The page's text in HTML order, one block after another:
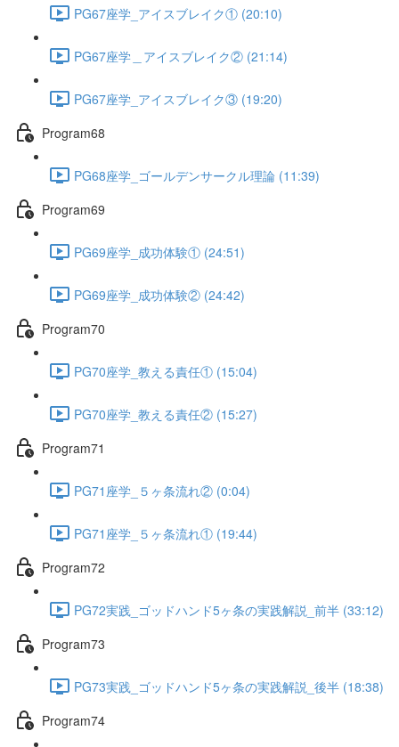
PG67座学_アイスブレイク① (20:10)
PG67座学＿アイスブレイク② (21:14)
PG67座学_アイスブレイク③ (19:20)
Program68
PG68座学_ゴールデンサークル理論 (11:39)
Program69
PG69座学_成功体験① (24:51)
PG69座学_成功体験② (24:42)
Program70
PG70座学_教える責任① (15:04)
PG70座学_教える責任② (15:27)
Program71
PG71座学_５ヶ条流れ② (0:04)
PG71座学_５ヶ条流れ① (19:44)
Program72
PG72実践_ゴッドハンド5ヶ条の実践解説_前半 (33:12)
Program73
PG73実践_ゴッドハンド5ヶ条の実践解説_後半 (18:38)
Program74